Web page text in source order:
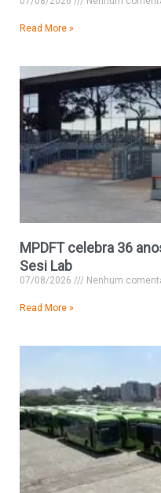
Read More »
MPDFT celebra 36
Sesi Lab
07/08/2026 Nenhum
Read More »